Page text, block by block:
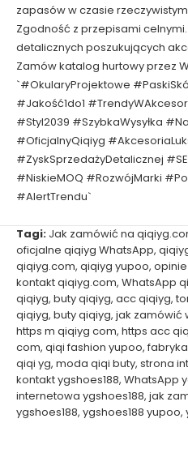
zapasów w czasie
Zgodność z przepisami
detalicznych poszukujących
Zamów katalog hurtowy przez
`#OkularyProjektowe
#Jakość1do1
#Styl2039 #SzybkaWysyłka
#OficjalnyQiqiyg
#ZyskSprzedażyDetalicznej
#NiskieMOQ #RozwójMarki
#AlertTrendu`
Tagi: Jak zamówić na
oficjalne qiqiyg WhatsApp,
qiqiyg.com, qiqiyg yupoo,
kontakt qiqiyg.com, WhatsApp
qiqiyg, buty qiqiyg, acc qiqiyg,
qiqiyg, buty qiqiyg, jak zamówić
https m qiqiyg com, https acc
com, qiqi fashion yupoo,
qiqi yg, moda qiqi buty, strona
kontakt ygshoes188, WhatsApp
internetowa ygshoes188, jak
ygshoes188, ygshoes188 yupoo,